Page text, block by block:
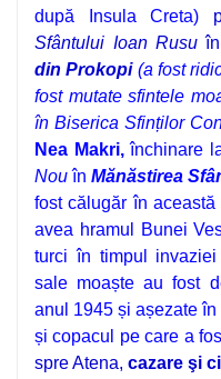
după Insula Creta)
Sfântului Ioan Rusu în
din Prokopi (a fost
fost mutate sfintele
în Biserica Sfinților
Nea Makri,închinare
Nouîn Mănăstirea
fost călugăr în
avea hramul Bunei
turci în timpul
sale moaște au fost
anul 1945 și așezate
și copacul pe care a
spre Atena, cazare şi